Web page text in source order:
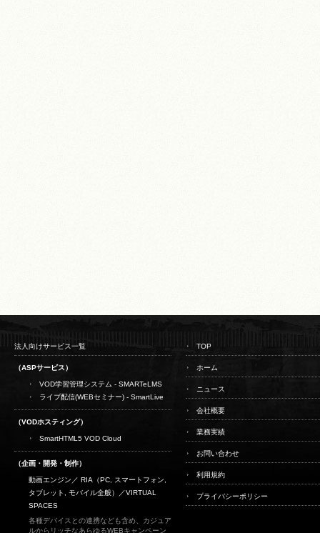
法人向けサービス一覧
（ASPサービス）
VOD学習管理システム - SMARTeLMS
ライブ配信(WEBセミナー) - SmartLive
（VODホスティング）
SmartHTML5 VOD Cloud
（企画・開発・制作）
動画エンジン／ RIA（PC, スマートフォン,
タブレット, モバイル全般）／VIRTUAL
SPACES
各種デバイスとの連携なども含め、カジュア
ルからリッチなあらゆるWEBキャンペーン
TOP
ホーム
ニュース
会社概要
業務実績
お問い合わせ
利用規約
プライバシーポリシー